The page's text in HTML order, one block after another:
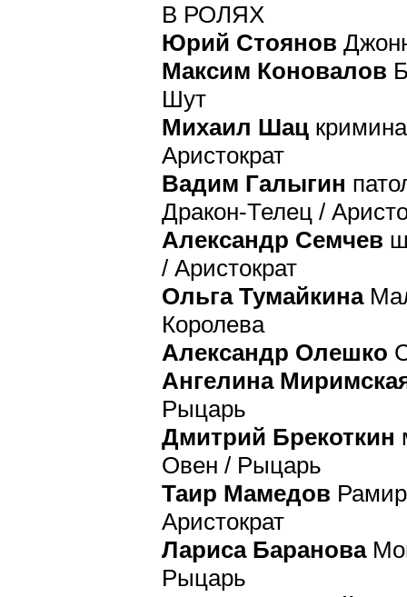
В РОЛЯХ
Юрий Стоянов
Максим Коновалов
Шут
Михаил Шац
Аристократ
Вадим Галыгин
Дракон-Телец /
Александр Семчев
/ Аристократ
Ольга Тумайкина
Королева
Александр Олешко
Ангелина
Рыцарь
Дмитрий Брекоткин
Овен / Рыцарь
Таир Мамедов
Аристократ
Лариса Баранова
Рыцарь